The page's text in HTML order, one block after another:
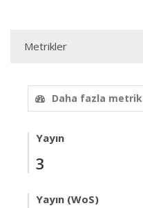
Metrikler
Daha fazla metrik
Yayın
3
Yayın (WoS)